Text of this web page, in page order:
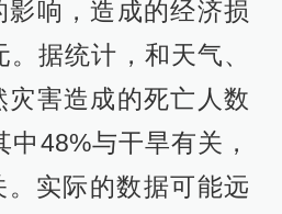
响，造成的经济损
据统计，和天气、
害造成的死亡人数
48%与干旱有关，
实际的数据可能远